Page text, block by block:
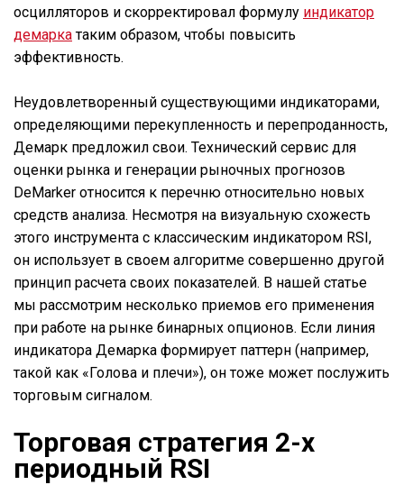
осцилляторов и скорректировал формулу индикатор
демаркатаким образом, чтобы повысить
эффективность.
Неудовлетворенный существующими индикаторами,
определяющими перекупленность и перепроданность,
Демарк предложил свои. Технический сервис для
оценки рынка и генерации рыночных прогнозов
DeMarker относится к перечню относительно новых
средств анализа. Несмотря на визуальную схожесть
этого инструмента с классическим индикатором RSI,
он использует в своем алгоритме совершенно другой
принцип расчета своих показателей. В нашей статье
мы рассмотрим несколько приемов его применения
при работе на рынке бинарных опционов. Если линия
индикатора Демарка формирует паттерн (например,
такой как «Голова и плечи»), он тоже может послужить
торговым сигналом.
Торговая стратегия 2-х
периодный RSI